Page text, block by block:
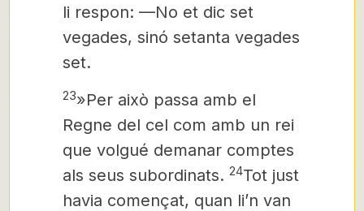
li respon: —No et dic set
vegades, sinó setanta vegades
set.
23»Per això passa amb el
Regne del cel com amb un rei
que volgué demanar comptes
als seus subordinats. 24Tot just
havia començat, quan li’n van